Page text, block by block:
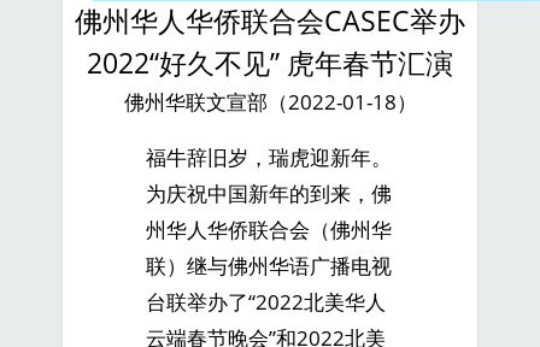
佛州华人华侨联合会CASEC举办
2022“好久不见” 虎年春节汇演
佛州华联文宣部（2022-01-18）
福牛辞旧岁，瑞虎迎新年。
为庆祝中国新年的到来，佛
州华人华侨联合会（佛州华
联）继与佛州华语广播电视
台联举办了“2022北美华人
云端春节晚会”和2022北美